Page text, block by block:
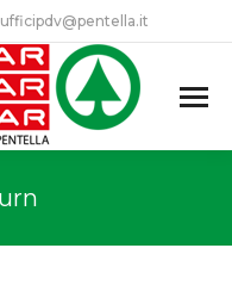
ufficipdv@pentella.it